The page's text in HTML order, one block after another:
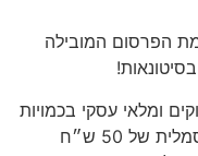
הפרסום המובילה
ומלאי עסקי בכמויות
גדולות, ללא עמלות וללא תיווך בעלות סמלית של 50 ש״ח